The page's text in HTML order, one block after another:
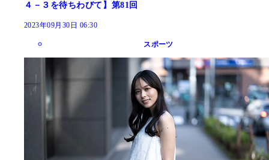
４－３を待ちわびて】第81回
2023年09月30日 06:30
スポーツ